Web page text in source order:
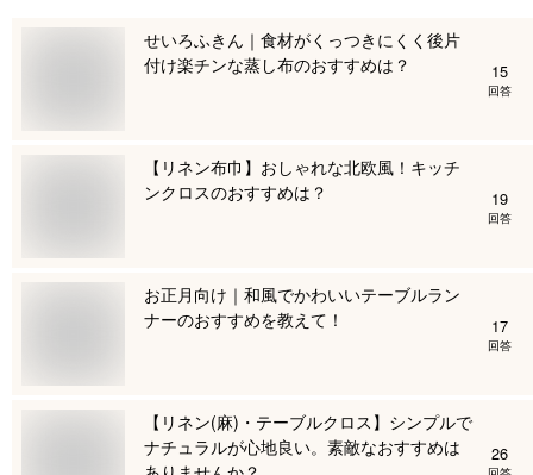
せいろふきん｜食材がくっつきにくく後片
付け楽チンな蒸し布のおすすめは？
15
回答
【リネン布巾】おしゃれな北欧風！キッチ
ンクロスのおすすめは？
19
回答
お正月向け｜和風でかわいいテーブルラン
ナーのおすすめを教えて！
17
回答
【リネン(麻)・テーブルクロス】シンプルで
ナチュラルが心地良い。素敵なおすすめは
26